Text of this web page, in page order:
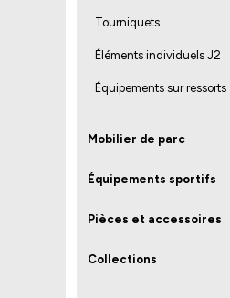
Tourniquets
Éléments individuels J2
Équipements sur ressorts
Mobilier de parc
Équipements sportifs
Pièces et accessoires
Collections